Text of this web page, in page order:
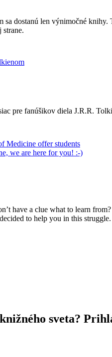
sa dostanú len výnimočné
strane.
pre fanúšikov diela J.R.R.
Medicine offerstudents
we are here for you! :-)
have a clue what to learn
to help you in this
sveta?